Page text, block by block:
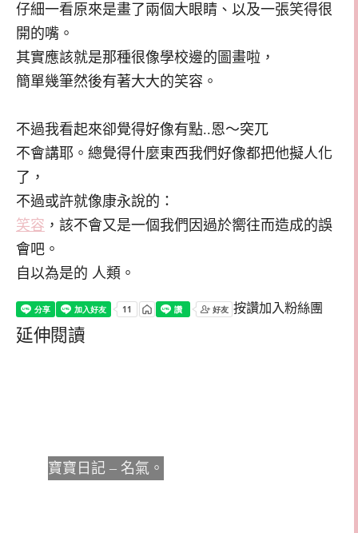
仔細一看原來是畫了兩個大眼睛、以及一張笑得很
開的嘴。
其實應該就是那種很像學校邊的圖畫啦，
簡單幾筆然後有著大大的笑容。
不過我看起來卻覺得好像有點..恩～突兀
不會講耶。總覺得什麼東西我們好像都把他擬人化
了，
不過或許就像康永說的：
笑容 ，該不會又是一個我們因過於嚮往而造成的誤
會吧。
自以為是的 人類。
按讚加入粉絲團
延伸閱讀
寶寶日記 – 名氣。